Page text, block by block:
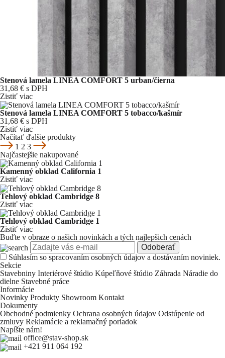
Stenová lamela LINEA COMFORT 5 urban/čierna
31,68 € s DPH
Zistiť viac
Stenová lamela LINEA COMFORT 5 tobacco/kašmír
31,68 € s DPH
Zistiť viac
Načítať ďalšie produkty
1 2 3
Najčastejšie nakupované
Kamenný obklad California 1
Zistiť viac
Tehlový obklad Cambridge 8
Zistiť viac
Tehlový obklad Cambridge 1
Zistiť viac
Buďte v obraze o našich novinkách a tých najlepšich cenách
Odoberať
Súhlasím so spracovaním osobných údajov a dostávaním noviniek.
Sekcie
Stavebniny Interiérové štúdio Kúpeľňové štúdio Záhrada Náradie do
dielne Stavebné práce
Informácie
Novinky Produkty Showroom Kontakt
Dokumenty
Obchodné podmienky Ochrana osobných údajov Odstúpenie od
zmluvy Reklamácie a reklamačný poriadok
Napíšte nám!
office@stav-shop.sk
+421 911 064 192